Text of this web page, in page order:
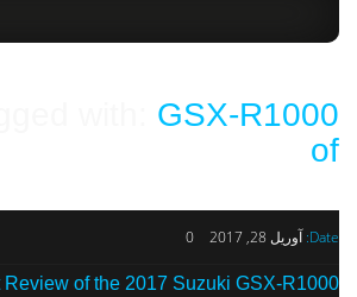
with:GSX-R1000
of
Date: آوریل 28, 2017 0
Review of the 2017 Suzuki GSX-R1000